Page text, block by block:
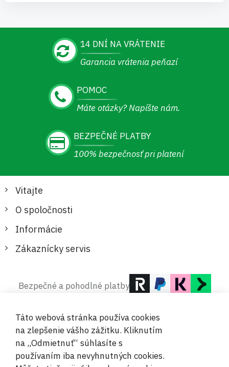
14 DNÍ NA VRÁTENIE
Garancia vrátenia peňazí
POMOC
Máte otázky? Napíšte nám.
BEZPEČNÉ PLATBY
100% bezpečnosť pri platení
Vitajte
O spoločnosti
Informácie
Zákaznícky servis
Bezpečné a pohodlné platby
© 2019-2026 Megamix s.r.o.
Táto webová stránka používa cookies
na zlepšenie vášho zážitku. Kliknutím
na „Odmietnuť“ súhlasíte s
používaním iba nevyhnutných cookies.